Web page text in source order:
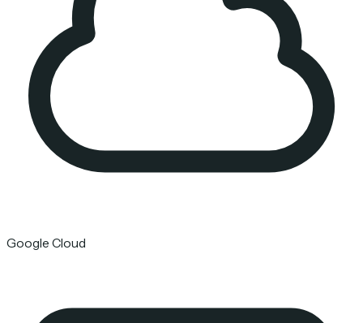
Google Cloud